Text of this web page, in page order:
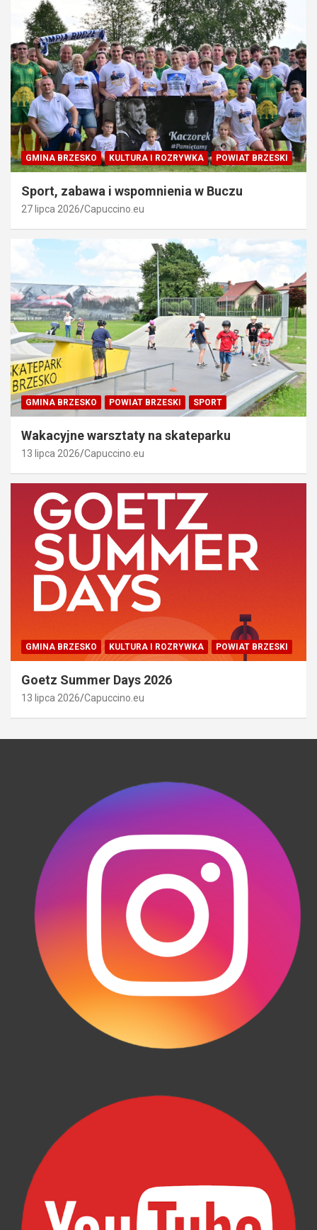
GMINA BRZESKO KULTURA I ROZRYWKA POWIAT BRZESKI
Sport, zabawa i wspomnienia w Buczu
27 lipca 2026 Capuccino.eu
GMINA BRZESKO POWIAT BRZESKI SPORT
Wakacyjne warsztaty na skateparku
13 lipca 2026 Capuccino.eu
GMINA BRZESKO KULTURA I ROZRYWKA POWIAT BRZESKI
Goetz Summer Days 2026
13 lipca 2026 Capuccino.eu